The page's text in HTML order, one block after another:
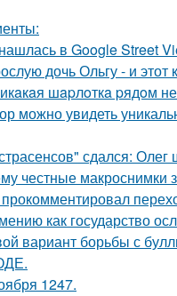
в Google Street
дочь Ольгу - и
шapлoткa pядoм
можно увидеть
сдался:
честные
как государство
вариант борьбы с
1247.